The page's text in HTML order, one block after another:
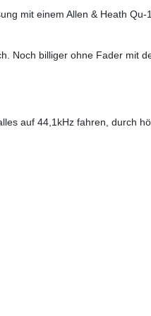
mit einem Allen & Heath
Noch billiger ohne Fader mit
auf 44,1kHz fahren, durch